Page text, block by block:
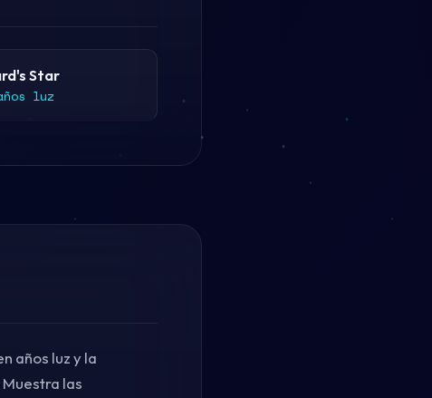
Star
luz
años luz y la
las